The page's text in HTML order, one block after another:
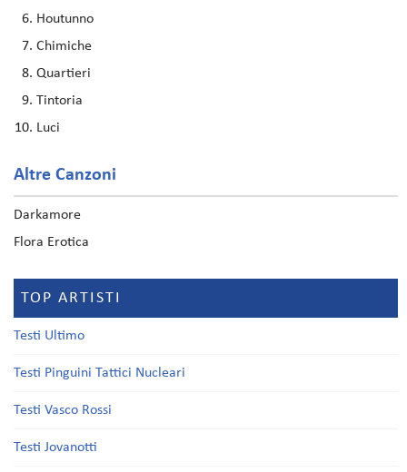
Houtunno
Chimiche
Quartieri
Tintoria
Luci
Altre Canzoni
Darkamore
Flora Erotica
TOP ARTISTI
Testi Ultimo
Testi Pinguini Tattici Nucleari
Testi Vasco Rossi
Testi Jovanotti